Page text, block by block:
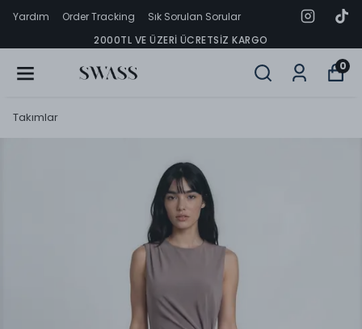
Yardım Order Tracking
Sık Sorulan Sorular
2000TL VE ÜZERI ÜCRETSIZ KARGO
0
Takımlar